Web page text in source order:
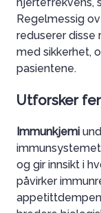
Regelmessig
reduserer disse
med sikkerhet,
pasientene.
Utforsker
Immunkjemi
og gir innsikt i
påvirker